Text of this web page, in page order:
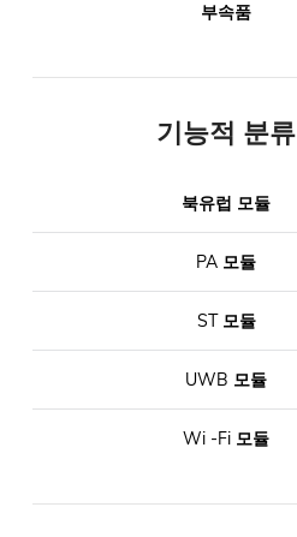
부속품
기능적 분류
북유럽 모듈
PA 모듈
ST 모듈
UWB 모듈
Wi -Fi 모듈